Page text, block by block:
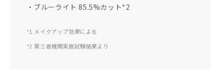
・ブルーライト 85.5%カット*2
*1 メイクアップ効果による
*2 第三者機関実施試験結果より